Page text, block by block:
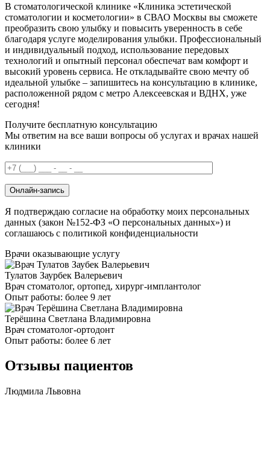
В стоматологической клинике «Клиника эстетической
стоматологии и косметологии» в СВАО Москвы вы сможете
преобразить свою улыбку и повысить уверенность в себе
благодаря услуге моделирования улыбки. Профессиональный
и индивидуальный подход, использование передовых
технологий и опытный персонал обеспечат вам комфорт и
высокий уровень сервиса. Не откладывайте свою мечту об
идеальной улыбке – запишитесь на консультацию в клинике,
расположенной рядом с метро Алексеевская и ВДНХ, уже
сегодня!
Получите бесплатную консультацию
Мы ответим на все ваши вопросы об услугах и врачах нашей
клиники
Онлайн-запись
Я подтверждаю согласие на обработку моих персональных
данных (закон №152-ФЗ «О персональных данных») и
соглашаюсь с политикой конфиденциальности
Врачи оказывающие услугу
Тулатов Заурбек Валерьевич
Врач стоматолог, ортопед, хирург-имплантолог
Опыт работы: более 9 лет
Терёшина Светлана Владимировна
Врач стоматолог-ортодонт
Опыт работы: более 6 лет
Отзывы пациентов
Людмила Львовна